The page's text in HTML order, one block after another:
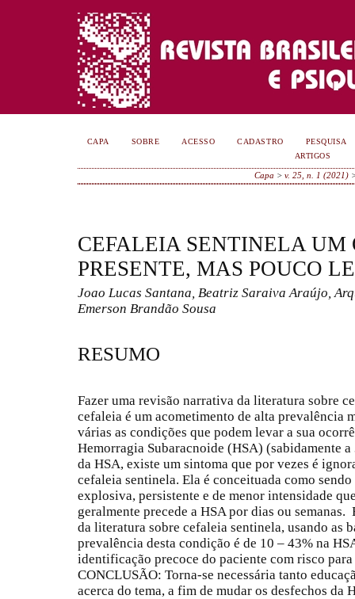
CAPA SOBRE ACESSO CADASTRO
PESQUISA
ARTIGOS
Capa >v. 25, n. 1 (2021)
CEFALEIA SENTINELA UM
PRESENTE, MAS POUCO
Joao Lucas Santana, Beatriz Saraiva Araújo,
Emerson Brandão Sousa
RESUMO
Fazer uma revisão narrativa da literatura sobre
cefaleia é um acometimento de alta prevalência
várias as condições que podem levar a sua
Hemorragia Subaracnoide (HSA) (sabidamente
da HSA, existe um sintoma que por vezes é
cefaleia sentinela. Ela é conceituada como
explosiva, persistente e de menor intensidade
geralmente precede a HSA por dias ou
da literatura sobre cefaleia sentinela, usando as
prevalência desta condição é de 10 – 43% na
identificação precoce do paciente com risco
CONCLUSÃO: Torna-se necessária tanto
acerca do tema, a fim de mudar os desfechos da